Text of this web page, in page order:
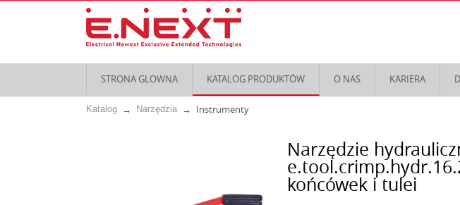
STRONA GLOWNA KATALOG PRODUKTÓW O NAS KARIERA
Katalog Narzędzia Instrumenty
Narzędzie
końcówek i tulei